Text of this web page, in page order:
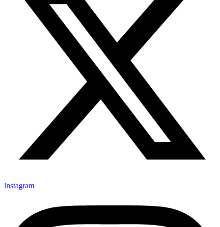
Instagram